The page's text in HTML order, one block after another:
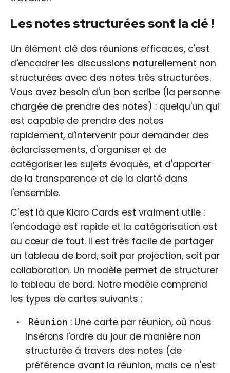
Les notes structurées sont la clé !
Un élément clé des réunions efficaces, c'est
d'encadrer les discussions naturellement non
structurées avec des notes très structurées.
Vous avez besoin d'un bon scribe (la personne
chargée de prendre des notes) : quelqu'un qui
est capable de prendre des notes
rapidement, d'intervenir pour demander des
éclarcissements, d'organiser et de
catégoriser les sujets évoqués, et d'apporter
de la transparence et de la clarté dans
l'ensemble.
C'est là que Klaro Cards est vraiment utile :
l'encodage est rapide et la catégorisation est
au cœur de tout. Il est très facile de partager
un tableau de bord, soit par projection, soit par
collaboration. Un modèle permet de structurer
le tableau de bord. Notre modèle comprend
les types de cartes suivants :
Réunion : Une carte par réunion, où nous
insérons l'ordre du jour de manière non
structurée à travers des notes (de
préférence avant la réunion, mais ce n'est